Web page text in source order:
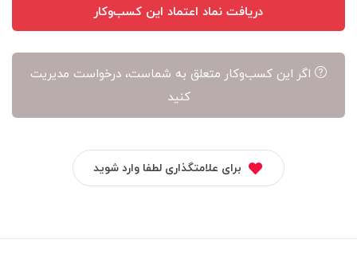
دریافت نماد اعتماد این کسب‌وکار
اگر این کسب‌وکار متعلق به شماست، درخواست مدیریت
کنید
برای علامتگذاری لطفا وارد شوید